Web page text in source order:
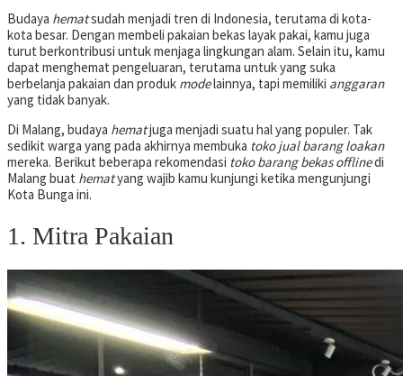
Budaya hematsudah menjadi tren di Indonesia, terutama di kota-
kota besar. Dengan membeli pakaian bekas layak pakai, kamu juga
turut berkontribusi untuk menjaga lingkungan alam. Selain itu, kamu
dapat menghemat pengeluaran, terutama untuk yang suka
berbelanja pakaian dan produk modelainnya, tapi memiliki anggaran
yang tidak banyak.
Di Malang, budaya hematjuga menjadi suatu hal yang populer. Tak
sedikit warga yang pada akhirnya membuka toko jual barang loakan
mereka. Berikut beberapa rekomendasi toko barang bekas offlinedi
Malang buat hematyang wajib kamu kunjungi ketika mengunjungi
Kota Bunga ini.
1. Mitra Pakaian